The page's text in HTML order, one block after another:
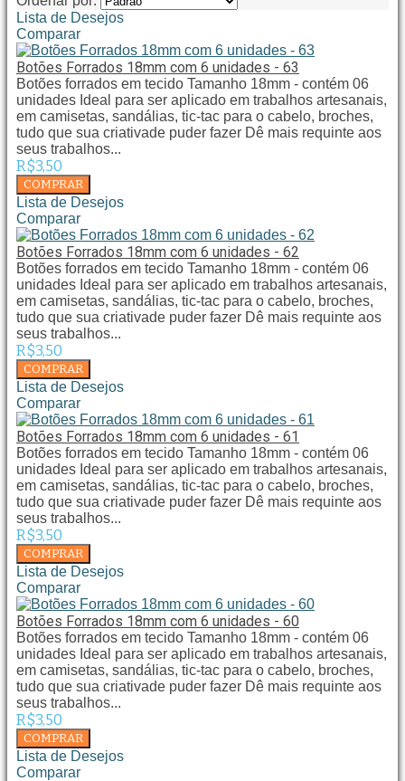
Lista de Desejos
Comparar
Botões Forrados 18mm com 6 unidades - 63
Botões forrados em tecido Tamanho 18mm - contém 06
unidades Ideal para ser aplicado em trabalhos artesanais,
em camisetas, sandálias, tic-tac para o cabelo, broches,
tudo que sua criativade puder fazer Dê mais requinte aos
seus trabalhos...
R$3,50
Lista de Desejos
Comparar
Botões Forrados 18mm com 6 unidades - 62
Botões forrados em tecido Tamanho 18mm - contém 06
unidades Ideal para ser aplicado em trabalhos artesanais,
em camisetas, sandálias, tic-tac para o cabelo, broches,
tudo que sua criativade puder fazer Dê mais requinte aos
seus trabalhos...
R$3,50
Lista de Desejos
Comparar
Botões Forrados 18mm com 6 unidades - 61
Botões forrados em tecido Tamanho 18mm - contém 06
unidades Ideal para ser aplicado em trabalhos artesanais,
em camisetas, sandálias, tic-tac para o cabelo, broches,
tudo que sua criativade puder fazer Dê mais requinte aos
seus trabalhos...
R$3,50
Lista de Desejos
Comparar
Botões Forrados 18mm com 6 unidades - 60
Botões forrados em tecido Tamanho 18mm - contém 06
unidades Ideal para ser aplicado em trabalhos artesanais,
em camisetas, sandálias, tic-tac para o cabelo, broches,
tudo que sua criativade puder fazer Dê mais requinte aos
seus trabalhos...
R$3,50
Lista de Desejos
Comparar